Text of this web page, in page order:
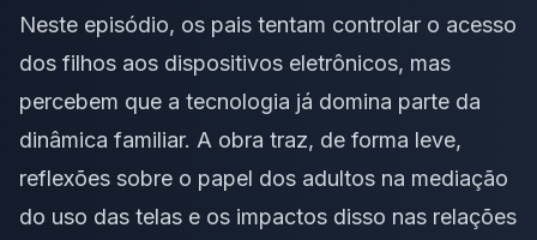
Neste episódio, os pais tentam controlar o acesso
dos filhos aos dispositivos eletrônicos, mas
percebem que a tecnologia já domina parte da
dinâmica familiar. A obra traz, de forma leve,
reflexões sobre o papel dos adultos na mediação
do uso das telas e os impactos disso nas relações